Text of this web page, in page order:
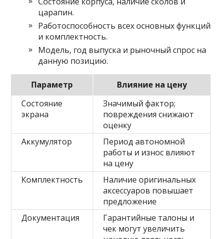
царапин.
Работоспособность всех основных функций
и комплектность.
Модель, год выпуска и рыночный спрос на
данную позицию.
Параметр
Влияние на цену
Состояние
экрана
Значимый фактор;
повреждения снижают
оценку
Аккумулятор
Период автономной
работы и износ влияют
на цену
Комплектность
Наличие оригинальных
аксессуаров повышает
предложение
Документация
Гарантийные талоны и
чек могут увеличить